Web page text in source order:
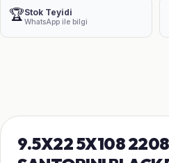
🏆Stok Teyidi
WhatsApp ile bilgi
9.5X22 5X108